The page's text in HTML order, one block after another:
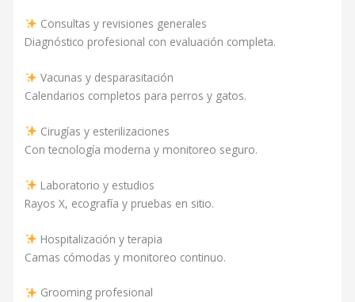
Consultas y revisiones generales
Diagnóstico profesional con evaluación completa.
Vacunas y desparasitación
Calendarios completos para perros y gatos.
Cirugías y esterilizaciones
Con tecnología moderna y monitoreo seguro.
Laboratorio y estudios
Rayos X, ecografía y pruebas en sitio.
Hospitalización y terapia
Camas cómodas y monitoreo continuo.
Grooming profesional